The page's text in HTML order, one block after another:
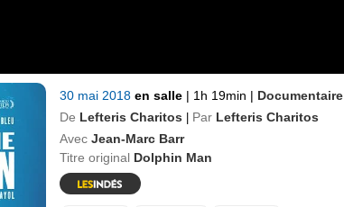
30 mai 2018 en salle | 1h 19min | Documentaire
De Lefteris Charitos | Par Lefteris Charitos
Avec Jean-Marc Barr
Titre original Dolphin Man